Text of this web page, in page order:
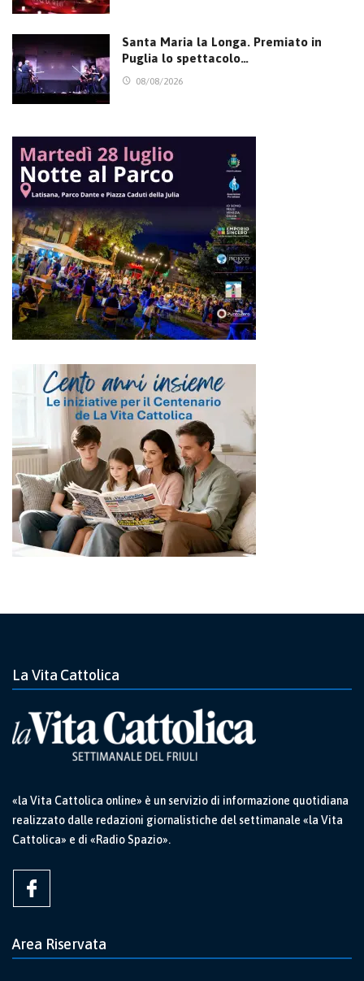
Santa Maria la Longa. Premiato in
Puglia lo spettacolo…
08/08/2026
La Vita Cattolica
«la Vita Cattolica online» è un servizio di informazione quotidiana
realizzato dalle redazioni giornalistiche del settimanale «la Vita
Cattolica» e di «Radio Spazio».
Area Riservata